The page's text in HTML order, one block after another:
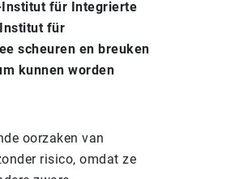
Institut für Integrierte
für
scheuren en breuken
kunnen worden
oorzaken van
risico, omdat ze